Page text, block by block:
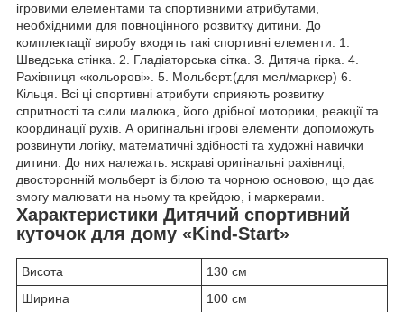
ігровими елементами та спортивними атрибутами,
необхідними для повноцінного розвитку дитини. До
комплектації виробу входять такі спортивні елементи: 1.
Шведська стінка. 2. Гладіаторська сітка. 3. Дитяча гірка. 4.
Рахівниця «кольорові». 5. Мольберт.(для мел/маркер) 6.
Кільця. Всі ці спортивні атрибути сприяють розвитку
спритності та сили малюка, його дрібної моторики, реакції та
координації рухів. А оригінальні ігрові елементи допоможуть
розвинути логіку, математичні здібності та художні навички
дитини. До них належать: яскраві оригінальні рахівниці;
двосторонній мольберт із білою та чорною основою, що дає
змогу малювати на ньому та крейдою, і маркерами.
Характеристики Дитячий спортивний
куточок для дому «Kind-Start»
Висота
130 см
Ширина
100 см